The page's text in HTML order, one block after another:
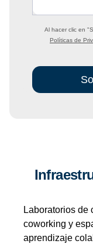
Al hacer clic en
Políticas de
Laboratorios de
coworking y
aprendizaje